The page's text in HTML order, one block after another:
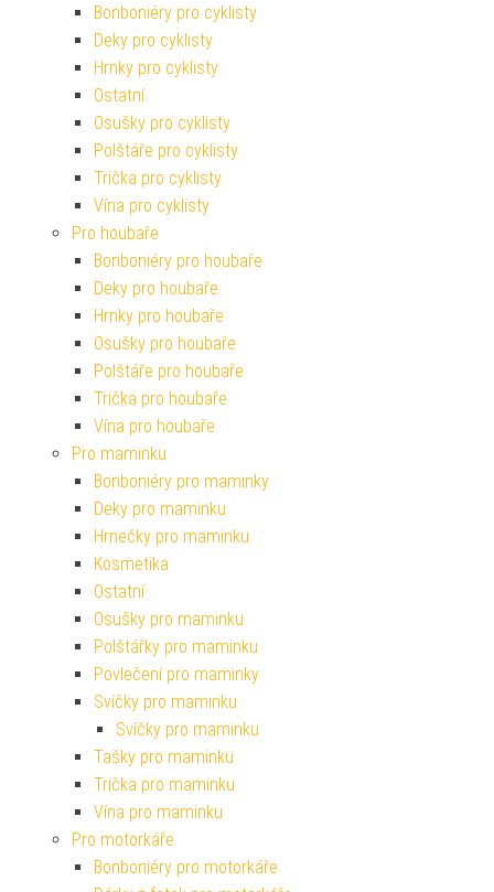
Bonboniéry pro cyklisty
Deky pro cyklisty
Hrnky pro cyklisty
Ostatní
Osušky pro cyklisty
Polštáře pro cyklisty
Trička pro cyklisty
Vína pro cyklisty
Pro houbaře
Bonboniéry pro houbaře
Deky pro houbaře
Hrnky pro houbaře
Osušky pro houbaře
Polštáře pro houbaře
Trička pro houbaře
Vína pro houbaře
Pro maminku
Bonboniéry pro maminky
Deky pro maminku
Hrnečky pro maminku
Kosmetika
Ostatní
Osušky pro maminku
Polštářky pro maminku
Povlečení pro maminky
Svíčky pro maminku
Svíčky pro maminku
Tašky pro maminku
Trička pro maminku
Vína pro maminku
Pro motorkáře
Bonboniéry pro motorkáře